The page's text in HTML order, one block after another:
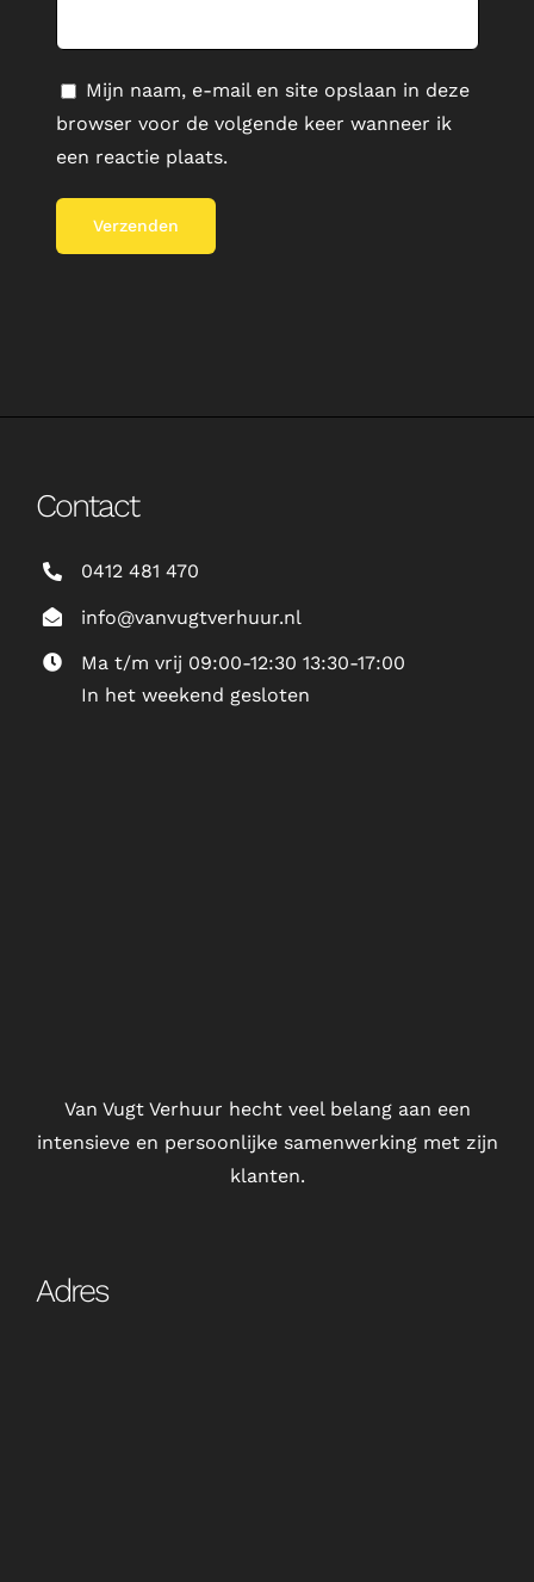
Mijn naam, e-mail en site opslaan in deze
browser voor de volgende keer wanneer ik
een reactie plaats.
Contact
0412 481 470
info@vanvugtverhuur.nl
Ma t/m vrij 09:00-12:30 13:30-17:00
In het weekend gesloten
Van Vugt Verhuur hecht veel belang aan een
intensieve en persoonlijke samenwerking met zijn
klanten.
Adres